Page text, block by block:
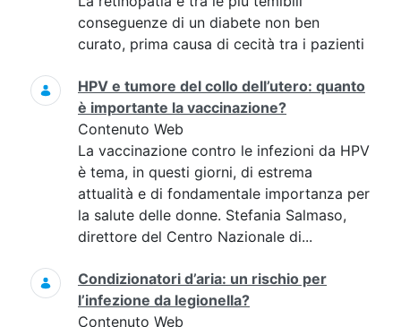
conseguenze di un diabete non ben
curato, prima causa di cecità tra i pazienti
HPV e tumore del collo dell’utero: quanto
è importante la vaccinazione?
Contenuto Web
La vaccinazione contro le infezioni da HPV
è tema, in questi giorni, di estrema
attualità e di fondamentale importanza per
la salute delle donne. Stefania Salmaso,
direttore del Centro Nazionale di...
Condizionatori d’aria: un rischio per
l’infezione da legionella?
Contenuto Web